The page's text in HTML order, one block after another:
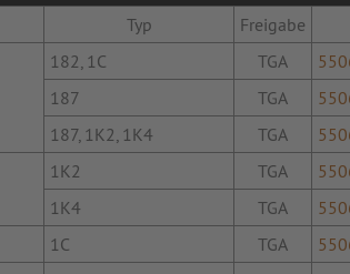
Typ Freigabe
182, 1C TGA
187
TGA
187, 1K2, 1K4
TGA
1K2 TGA
1K4
TGA
1C TGA